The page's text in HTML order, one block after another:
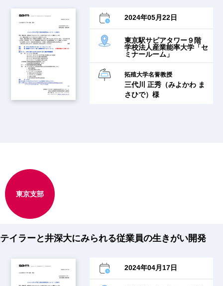
2024年05月22日
東京駅サピアタワー９階
学校法人産業能率大学「セ
ミナールーム」
拓殖大学名誉教授
三代川 正秀（みよかわ ま
さひで）様
東京支部
テイラーと井深大にみられる従業員の生きがい開発
2024年04月17日